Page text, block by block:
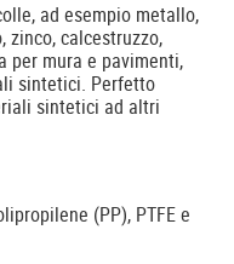
ad esempio metallo,
zinco, calcestruzzo,
per mura e pavimenti,
sintetici. Perfetto
sintetici ad altri
(PP), PTFE e